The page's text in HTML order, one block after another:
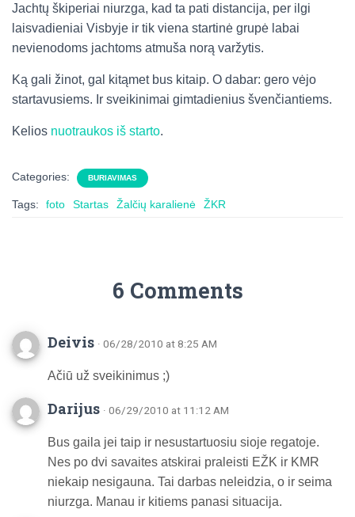
Jachtų škiperiai niurzga, kad ta pati distancija, per ilgi
laisvadieniai Visbyje ir tik viena startinė grupė labai
nevienodoms jachtoms atmuša norą varžytis.
Ką gali žinot, gal kitąmet bus kitaip. O dabar: gero vėjo
startavusiems. Ir sveikinimai gimtadienius švenčiantiems.
Kelios nuotraukos iš starto.
Categories: BURIAVIMAS
Tags: foto Startas Žalčių karalienė ŽKR
6 Comments
Deivis · 06/28/2010 at 8:25 AM
Ačiū už sveikinimus ;)
Darijus · 06/29/2010 at 11:12 AM
Bus gaila jei taip ir nesustartuosiu sioje regatoje.
Nes po dvi savaites atskirai praleisti EŽK ir KMR
niekaip nesigauna. Tai darbas neleidzia, o ir seima
niurzga. Manau ir kitiems panasi situacija.